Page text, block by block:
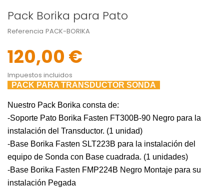
Pack Borika para Pato
Referencia PACK-BORIKA
120,00 €
Impuestos incluidos
PACK PARA TRANSDUCTOR SONDA
Nuestro Pack Borika consta de:
-Soporte Pato Borika Fasten FT300B-90 Negro para la
instalación del Transductor. (1 unidad)
-Base Borika Fasten SLT223B para la instalación del
equipo de Sonda con Base cuadrada. (1 unidades)
-Base Borika Fasten FMP224B Negro Montaje para su
instalación Pegada